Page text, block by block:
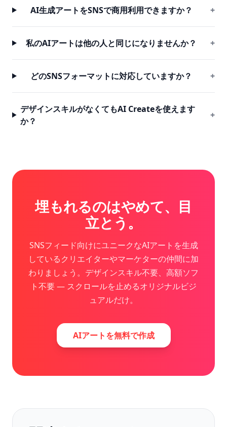
AI生成アートをSNSで商用利用できますか？ +
私のAIアートは他の人と同じになりませんか？ +
どのSNSフォーマットに対応していますか？ +
デザインスキルがなくてもAI Createを使えます
か？
+
埋もれるのはやめて、目
立とう。
SNSフィード向けにユニークなAIアートを生成
しているクリエイターやマーケターの仲間に加
わりましょう。デザインスキル不要、高額ソフ
ト不要 — スクロールを止めるオリジナルビジ
ュアルだけ。
AIアートを無料で作成